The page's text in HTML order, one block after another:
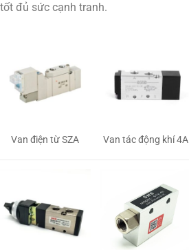
tốt đủ sức cạnh tranh.
Van điện từ SZA Van tác động khí 4A